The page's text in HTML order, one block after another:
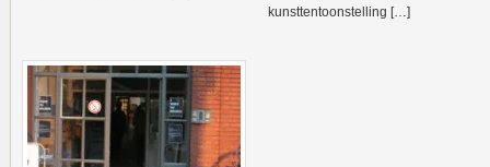
kunsttentoonstelling […]